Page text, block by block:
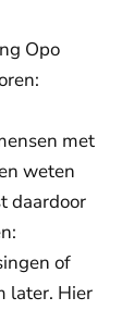
Opo
met
weten
daardoor
of
later. Hier